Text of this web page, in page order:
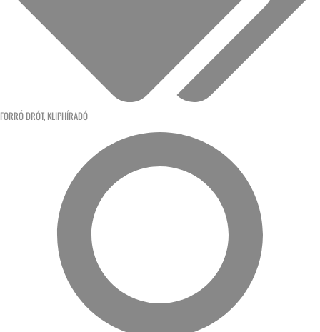
FORRÓ DRÓT, KLIPHÍRADÓ